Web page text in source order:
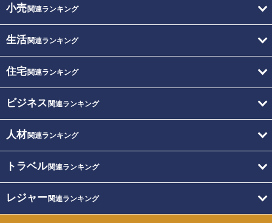
小売関連ランキング
生活関連ランキング
住宅関連ランキング
ビジネス 関連ランキング
人材関連ランキング
トラベル関連ランキング
レジャー関連ランキング